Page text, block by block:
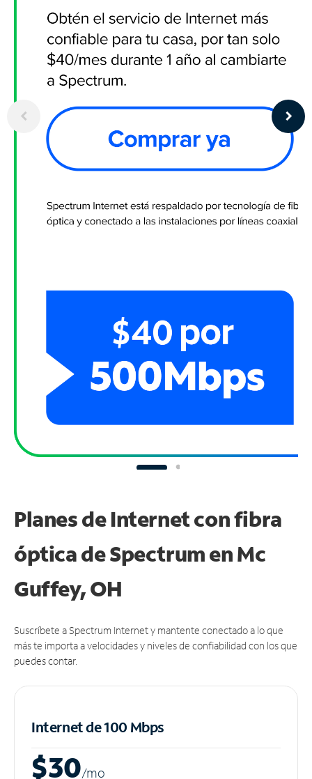
Planes de Internet con fibra
óptica de Spectrum en Mc
Guffey, OH
Suscríbete a Spectrum Internet y mantente conectado a lo que
más te importa a velocidades y niveles de confiabilidad con los que
puedes contar.
Internet de 100 Mbps
$30/mo